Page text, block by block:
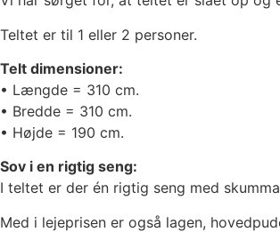
Teltet er til 1 eller 2 personer.
Telt dimensioner:
• Længde = 310 cm.
• Bredde = 310 cm.
• Højde = 190 cm.
Sov i en rigtig seng:
I teltet er der én rigtig seng med
Med i lejeprisen er også lagen,